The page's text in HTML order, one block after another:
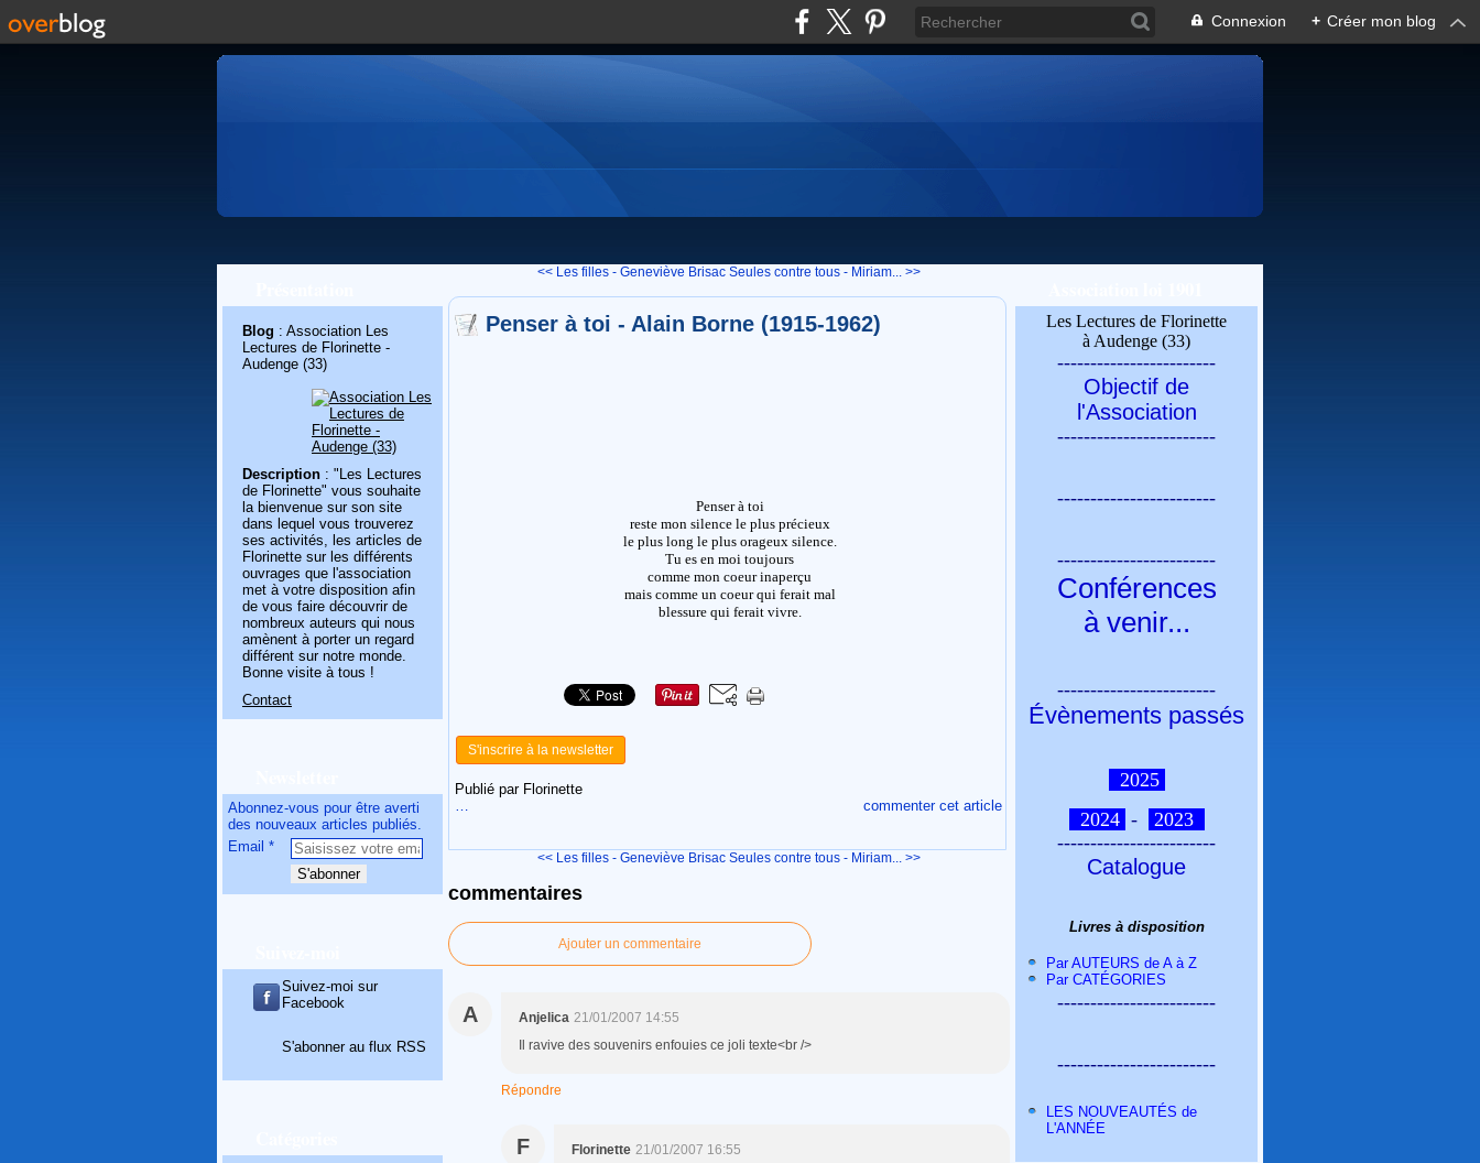
Connexion + Créer mon blog
Blog : Association Les
Lectures de Florinette -
Audenge (33)
Description : "Les Lectures
de Florinette" vous souhaite
la bienvenue sur son site
dans lequel vous trouverez
ses activités, les articles de
Florinette sur les différents
ouvrages que l'association
met à votre disposition afin
de vous faire découvrir de
nombreux auteurs qui nous
amènent à porter un regard
différent sur notre monde.
Bonne visite à tous !
Contact
Abonnez-vous pour être averti
des nouveaux articles publiés.
Email
Suivez-moi sur
Facebook
S'abonner au flux RSS
<< Les filles - Geneviève Brisac Seules contre tous - Miriam... >>
Penser à toi - Alain Borne (1915-1962)
Penser à toi
reste mon silence le plus précieux
le plus long le plus orageux silence.
Tu es en moi toujours
comme mon coeur inaperçu
mais comme un coeur qui ferait mal
blessure qui ferait vivre.
S'inscrire à la newsletter
Publié par Florinette
commenter cet article
…
<< Les filles - Geneviève Brisac Seules contre tous - Miriam... >>
commentaires
Ajouter un commentaire
A Anjelica 21/01/2007 14:55
Il ravive des souvenirs enfouies ce joli texte<br />
Répondre
F Florinette 21/01/2007 16:55
Les Lectures de Florinette
à Audenge (33)
------------------------
Objectif de
l'Association
------------------------
------------------------
------------------------
Conférences
à venir...
------------------------
Évènements passés
2025
2024 -
2023
------------------------
Catalogue
Livres à disposition
Par AUTEURS de A à Z
Par CATÉGORIES
------------------------
------------------------
LES NOUVEAUTÉS de
L'ANNÉE